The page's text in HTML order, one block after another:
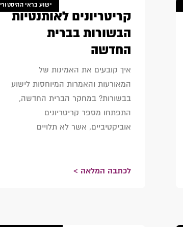
ישוע בראי ההיסטורי
קריטריונים לאותנטיות
הבשורות בברית
החדשה
איך קובעים את האמינות של
המאורעות והאמרות המיוחסות לישוע
בבשורות? במחקר הברית החדשה,
התפתחו מספר קריטריונים
אוביקטיביים, אשר לא תלויים
לכתבה המלאה >